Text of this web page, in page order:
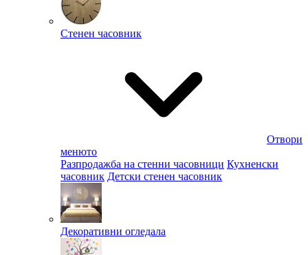
Стенен часовник
Отвори
менюто
Разпродажба на стенни часовници Кухненски
часовник Детски стенен часовник
Декоративни огледала